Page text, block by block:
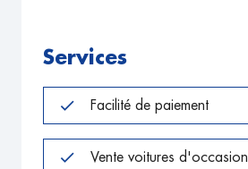
Services
Facilité de paiement
Vente voitures d'occasion